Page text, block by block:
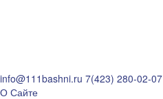
info@111bashni.ru 7(423) 280-02-07
О Сайте